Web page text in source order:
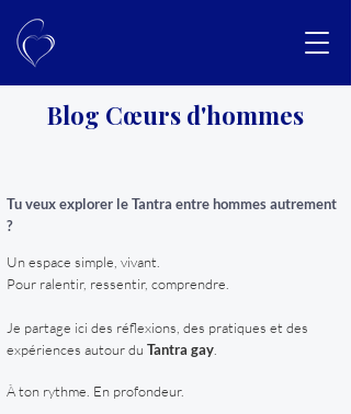
Blog Cœurs d'hommes
Tu veux explorer le Tantra entre hommes autrement
?
Un espace simple, vivant.
Pour ralentir, ressentir, comprendre.
Je partage ici des réflexions, des pratiques et des
expériences autour du Tantra gay
À ton rythme. En profondeur.